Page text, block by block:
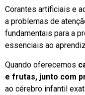
Corantes artificiais e
a problemas de
fundamentais para a
essenciais ao
Quando oferecemos
e frutas, junto com
ao cérebro infantil